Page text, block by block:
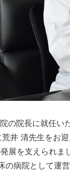
の院長に就任い
井 清先生をお
展を支えられ
の病院として運